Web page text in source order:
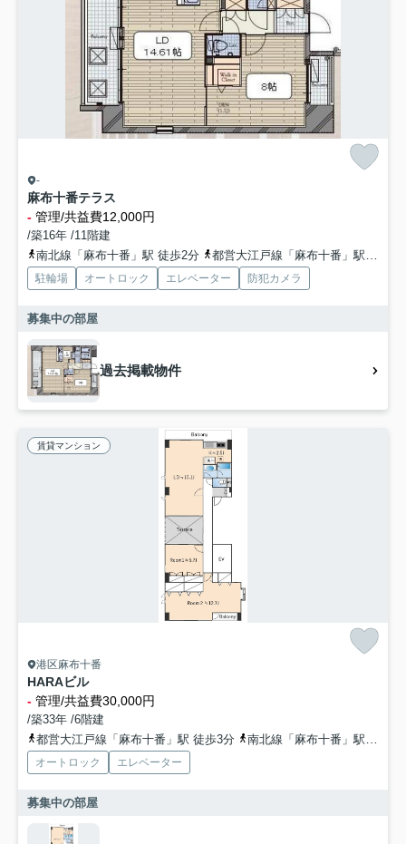
-
麻布十番テラス
- 管理/共益費12,000円
/築16年 /11階建
南北線「麻布十番」駅 徒歩2分
都営大江戸線「麻布十番」駅 徒歩2分
駐輪場 オートロック エレベーター 防犯カメラ
募集中の部屋
過去掲載物件
賃貸マンション
港区麻布十番
HARAビル
- 管理/共益費30,000円
/築33年 /6階建
都営大江戸線「麻布十番」駅 徒歩3分
南北線「麻布十番」駅 徒歩5分
オートロック エレベーター
募集中の部屋